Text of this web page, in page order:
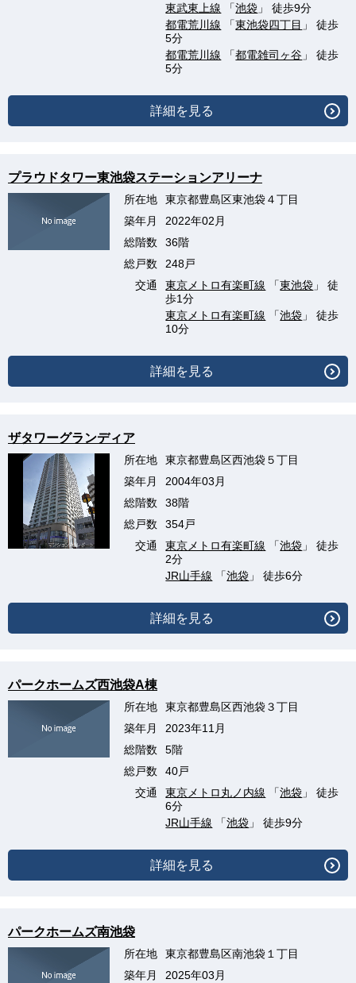
東武東上線 「池袋 」 徒歩9分
都電荒川線 「東池袋四丁目 」 徒歩
5分
都電荒川線 「都電雑司ヶ谷 」 徒歩
5分
詳細を見る
プラウドタワー東池袋ステーションアリーナ
所在地
東京都豊島区東池袋４丁目
築年月
2022年02月
総階数
36階
総戸数
248戸
交通
東京メトロ有楽町線 「東池袋 」 徒
歩1分
東京メトロ有楽町線 「池袋 」 徒歩
10分
詳細を見る
ザタワーグランディア
所在地
東京都豊島区西池袋５丁目
築年月
2004年03月
総階数
38階
総戸数
354戸
交通
東京メトロ有楽町線 「池袋 」 徒歩
2分
JR山手線 「池袋 」 徒歩6分
詳細を見る
パークホームズ西池袋A棟
所在地
東京都豊島区西池袋３丁目
築年月
2023年11月
総階数
5階
総戸数
40戸
交通
東京メトロ丸ノ内線 「池袋 」 徒歩
6分
JR山手線 「池袋 」 徒歩9分
詳細を見る
パークホームズ南池袋
所在地
東京都豊島区南池袋１丁目
築年月
2025年03月